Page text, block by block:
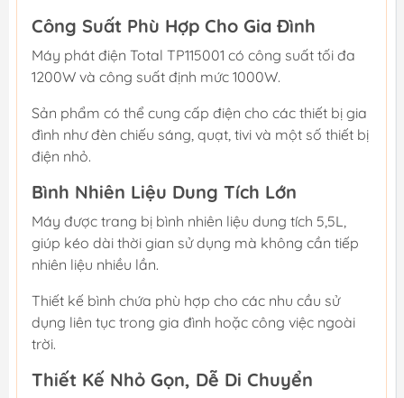
Công Suất Phù Hợp Cho Gia Đình
Máy phát điện Total TP115001 có công suất tối đa
1200W và công suất định mức 1000W.
Sản phẩm có thể cung cấp điện cho các thiết bị gia
đình như đèn chiếu sáng, quạt, tivi và một số thiết bị
điện nhỏ.
Bình Nhiên Liệu Dung Tích Lớn
Máy được trang bị bình nhiên liệu dung tích 5,5L,
giúp kéo dài thời gian sử dụng mà không cần tiếp
nhiên liệu nhiều lần.
Thiết kế bình chứa phù hợp cho các nhu cầu sử
dụng liên tục trong gia đình hoặc công việc ngoài
trời.
Thiết Kế Nhỏ Gọn, Dễ Di Chuyển